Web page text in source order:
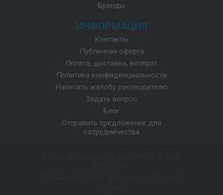
Бренды
ИНФОРМАЦИЯ
Контакты
Публичная оферта
Оплата, доставка, возврат
Политика конфиденциальности
Написать жалобу руководителю
Задать вопрос
Блог
Отправить предложение для
сотрудничества